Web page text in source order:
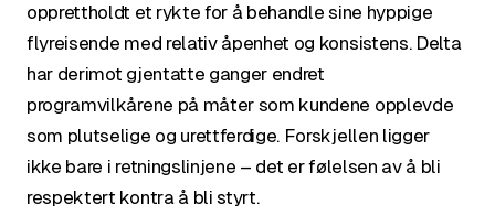
opprettholdt et rykte for å behandle sine hyppige
flyreisende med relativ åpenhet og konsistens. Delta
har derimot gjentatte ganger endret
programvilkårene på måter som kundene opplevde
som plutselige og urettferdige. Forskjellen ligger
ikke bare i retningslinjene – det er følelsen av å bli
respektert kontra å bli styrt.